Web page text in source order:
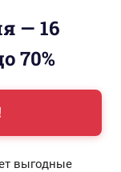
— 16
70%
выгодные